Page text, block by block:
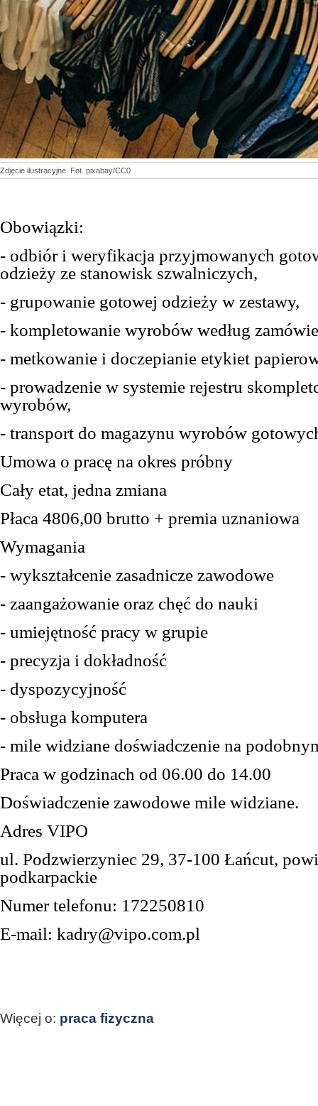
Zdjęcie ilustracyjne. Fot. pixabay/CC0
Obowiązki:
- odbiór i weryfikacja przyjmowanych
odzieży ze stanowisk szwalniczych,
- grupowanie gotowej odzieży w zestawy,
- kompletowanie wyrobów według
- metkowanie i doczepianie etykiet
- prowadzenie w systemie rejestru
wyrobów,
- transport do magazynu wyrobów
Umowa o pracę na okres próbny
Cały etat, jedna zmiana
Płaca 4806,00 brutto + premia uznaniowa
Wymagania
- wykształcenie zasadnicze zawodowe
- zaangażowanie oraz chęć do nauki
- umiejętność pracy w grupie
- precyzja i dokładność
- dyspozycyjność
- obsługa komputera
- mile widziane doświadczenie na
Praca w godzinach od 06.00 do 14.00
Doświadczenie zawodowe mile widziane.
Adres VIPO
ul. Podzwierzyniec 29, 37-100 Łańcut,
podkarpackie
Numer telefonu: 172250810
E-mail: kadry@vipo.com.pl
Więcej o: praca fizyczna